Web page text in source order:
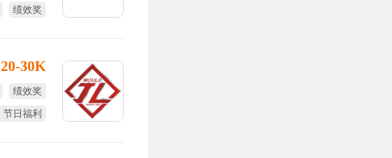
绩效奖
20-30K
绩效奖
节日福利